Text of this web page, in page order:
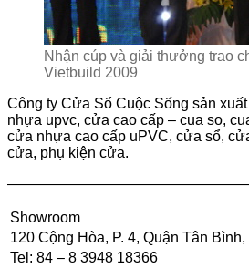
Nhận cúp và giải thưởng trao
Vietbuild 2009
Công ty Cửa Sổ Cuộc Sống sản
nhựa upvc, cửa cao cấp – cua so,
cửa nhựa cao cấp uPVC, cửa sổ,
cửa, phụ kiện cửa.
Showroom
120 Cộng Hòa, P. 4, Quận Tân
Tel: 84 – 8 3948 18366